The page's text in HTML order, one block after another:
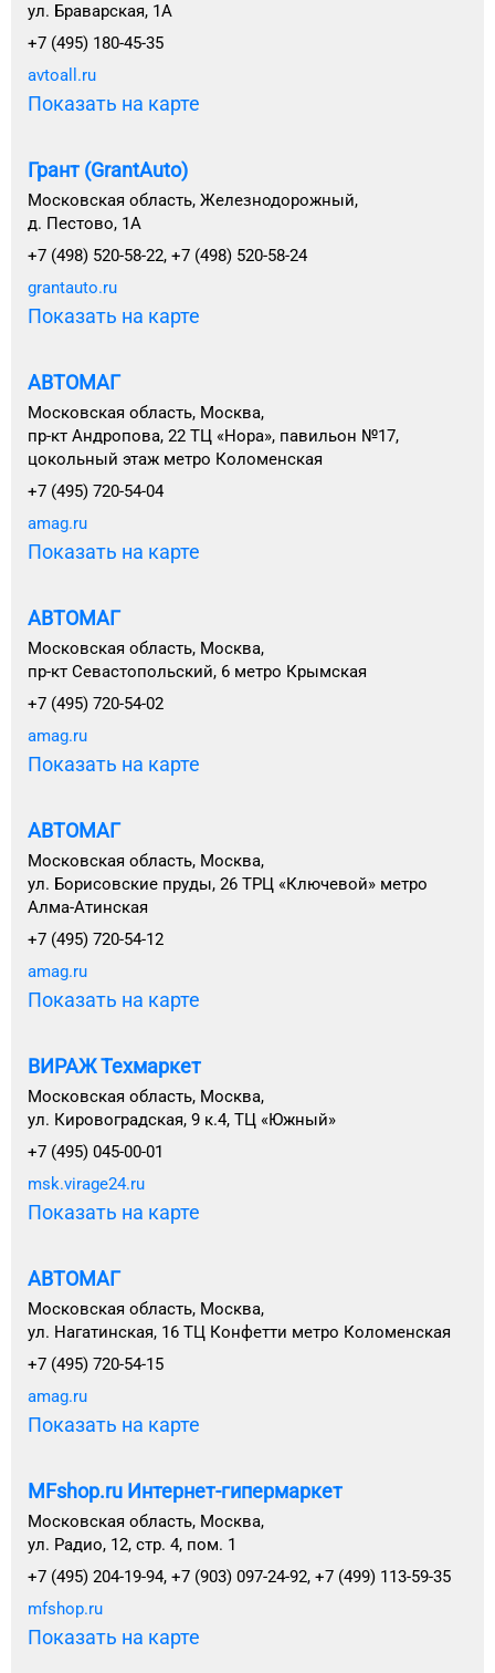
ул. Браварская, 1А
+7 (495) 180-45-35
avtoall.ru
Показать на карте
Грант (GrantAuto)
Московская область, Железнодорожный,
д. Пестово, 1А
+7 (498) 520-58-22, +7 (498) 520-58-24
grantauto.ru
Показать на карте
АВТОМАГ
Московская область, Москва,
пр-кт Андропова, 22 ТЦ «Нора», павильон №17,
цокольный этаж метро Коломенская
+7 (495) 720-54-04
amag.ru
Показать на карте
АВТОМАГ
Московская область, Москва,
пр-кт Севастопольский, 6 метро Крымская
+7 (495) 720-54-02
amag.ru
Показать на карте
АВТОМАГ
Московская область, Москва,
ул. Борисовские пруды, 26 ТРЦ «Ключевой» метро
Алма-Атинская
+7 (495) 720-54-12
amag.ru
Показать на карте
ВИРАЖ Техмаркет
Московская область, Москва,
ул. Кировоградская, 9 к.4, ТЦ «Южный»
+7 (495) 045-00-01
msk.virage24.ru
Показать на карте
АВТОМАГ
Московская область, Москва,
ул. Нагатинская, 16 ТЦ Конфетти метро Коломенская
+7 (495) 720-54-15
amag.ru
Показать на карте
MFshop.ru Интернет-гипермаркет
Московская область, Москва,
ул. Радио, 12, стр. 4, пом. 1
+7 (495) 204-19-94, +7 (903) 097-24-92, +7 (499) 113-59-35
mfshop.ru
Показать на карте